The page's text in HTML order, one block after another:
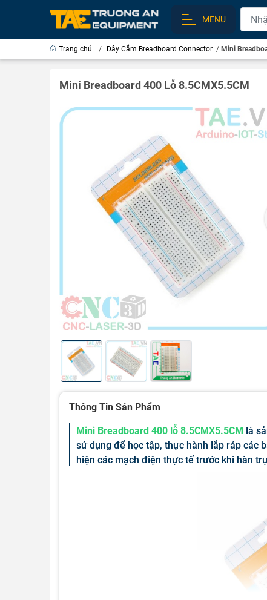
MENU
Trang chủ / Dây Cắm Breadboard Connector / Mini
Mini Breadboard 400 Lỗ 8.5CMX5.5CM
Thông Tin Sản Phẩm
Mini Breadboard 400 lỗ 8.5CMX5.5CM là
sử dụng để học tập, thực hành lắp ráp các
hiện các mạch điện thực tế trước khi hàn